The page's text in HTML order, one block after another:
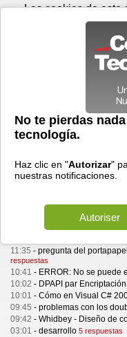
Prensa
> Desarrollo
Desarrollo
Filtrar por categoría :
Active X Aplicaciones Moviles
Webmaster XML
11:35 - pregunta del
respuestas
10:41 - ERROR: No se puede
10:02 - DPAPI par Encriptación
10:01 - Cómo en Visual C#
09:45 - problemas con los
09:42 - Whidbey - Diseño de
03:01 - desarrollo 5 respuestas
Viernes 07 de
Las cookies de este
contenido y los
sociales y para
información sobre el
partners de medios